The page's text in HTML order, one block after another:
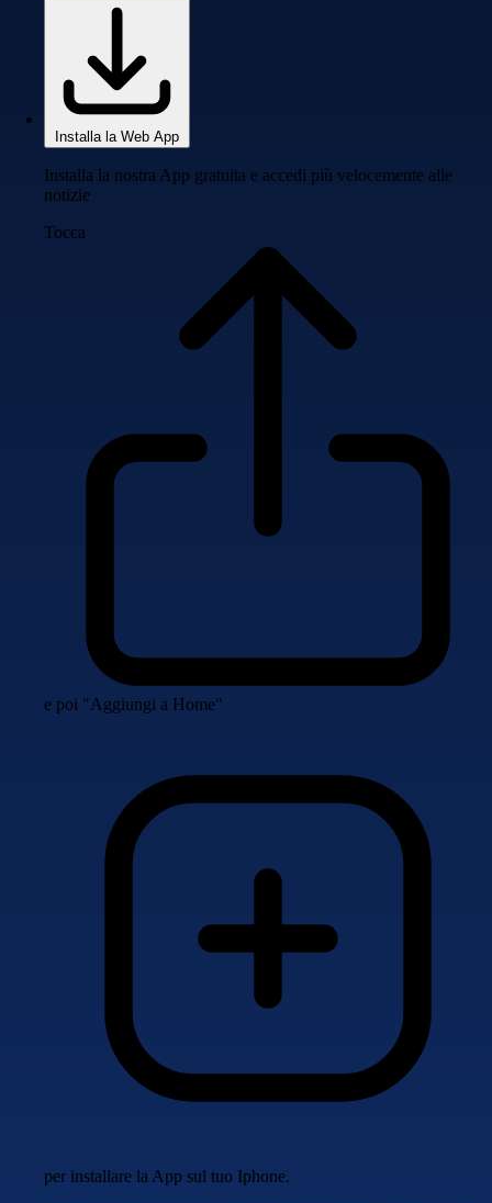
Installa la Web App
Installa la nostra App gratuita e accedi più velocemente alle
notizie
Tocca
e poi "Aggiungi a Home"
per installare la App sul tuo Iphone.